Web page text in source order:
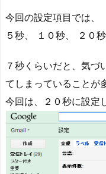
今回の設定項目では、
５秒、 １０秒、 ２０
７秒くらいだと、気づ
てしまっていることが
今回は、２０秒に設定